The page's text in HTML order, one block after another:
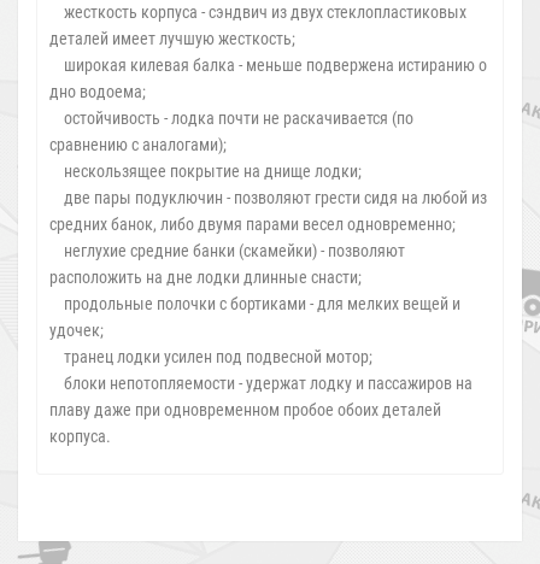
жесткость корпуса - сэндвич из двух стеклопластиковых
деталей имеет лучшую жесткость;
широкая килевая балка - меньше подвержена истиранию о
дно водоема;
остойчивость - лодка почти не раскачивается (по
сравнению с аналогами);
нескользящее покрытие на днище лодки;
две пары подуключин - позволяют грести сидя на любой из
средних банок, либо двумя парами весел одновременно;
неглухие средние банки (скамейки) - позволяют
расположить на дне лодки длинные снасти;
продольные полочки с бортиками - для мелких вещей и
удочек;
транец лодки усилен под подвесной мотор;
блоки непотопляемости - удержат лодку и пассажиров на
плаву даже при одновременном пробое обоих деталей
корпуса.